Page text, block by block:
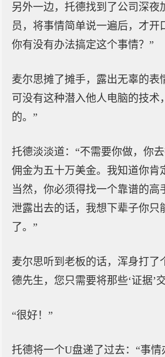
另外一边，托德找到了公司深夜
员，将事情简单说一遍后，才开
你有没有办法搞定这个事情？”
麦尔思摊了摊手，露出无辜的表
可没有这种潜入他人电脑的技术
的。”
托德淡淡道：“不需要你做，你去
佣金为五十万美金。我知道你肯
当然，你必须得找一个靠谱的高
泄露出去的话，我想下辈子你只
了。”
麦尔思听到老板的话，浑身打了
德先生，您只需要将那些‘证据’
“很好！”
托德将一个U盘递了过去：“事